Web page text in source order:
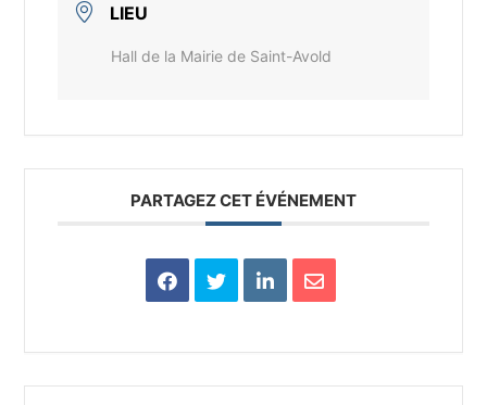
LIEU
Hall de la Mairie de Saint-Avold
PARTAGEZ CET ÉVÉNEMENT